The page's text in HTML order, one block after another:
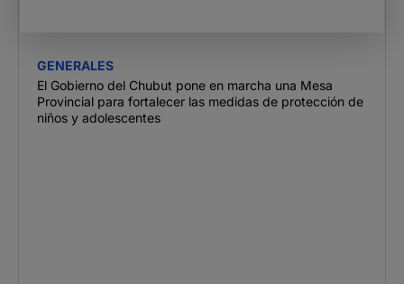
GENERALES
El Gobierno del Chubut pone en marcha una Mesa
Provincial para fortalecer las medidas de protección de
niños y adolescentes